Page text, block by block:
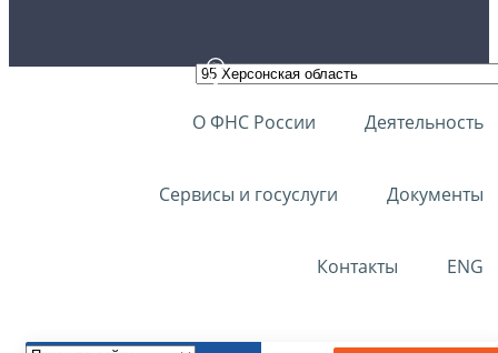
О ФНС России Деятельность
Сервисы и госуслуги Документы
Контакты ENG